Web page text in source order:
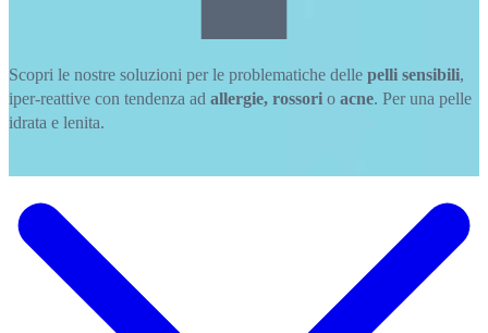
Scopri le nostre soluzioni per le problematiche delle pelli sensibili,
iper-reattive con tendenza ad allergie, rossori o acne. Per una pelle
idrata e lenita.